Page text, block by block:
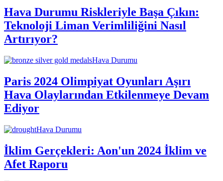
Hava Durumu Riskleriyle Başa Çıkın:
Teknoloji Liman Verimliliğini Nasıl
Artırıyor?
Hava Durumu
Paris 2024 Olimpiyat Oyunları Aşırı
Hava Olaylarından Etkilenmeye Devam
Ediyor
Hava Durumu
İklim Gerçekleri: Aon'un 2024 İklim ve
Afet Raporu